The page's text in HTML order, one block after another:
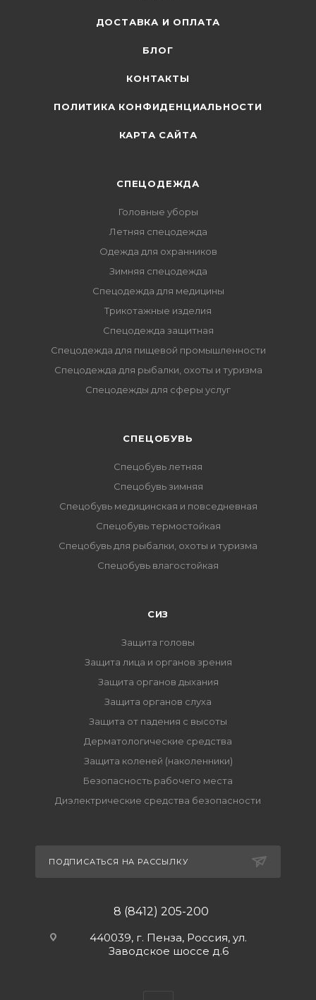
ДОСТАВКА И ОПЛАТА
БЛОГ
КОНТАКТЫ
ПОЛИТИКА КОНФИДЕНЦИАЛЬНОСТИ
КАРТА САЙТА
СПЕЦОДЕЖДА
Головные уборы
Летняя спецодежда
Одежда для охранников
Зимняя спецодежда
Спецодежда для медицины
Трикотажные изделия
Спецодежда защитная
Спецодежда для пищевой промышленности
Спецодежда для рыбалки, охоты и туризма
Спецодежды для сферы услуг
CПЕЦОБУВЬ
Спецобувь летняя
Спецобувь зимняя
Спецобувь медицинская и повседневная
Спецобувь термостойкая
Спецобувь для рыбалки, охоты и туризма
Спецобувь влагостойкая
СИЗ
Защита головы
Защита лица и органов зрения
Защита органов дыхания
Защита органов слуха
Защита от падения с высоты
Дерматологические средства
Защита коленей (наколенники)
Безопасность рабочего места
Диэлектрические средства безопасности
ПОДПИСАТЬСЯ НА РАССЫЛКУ
8 (8412) 205-200
440039, г. Пенза, Россия, ул.
Заводское шоссе д.6